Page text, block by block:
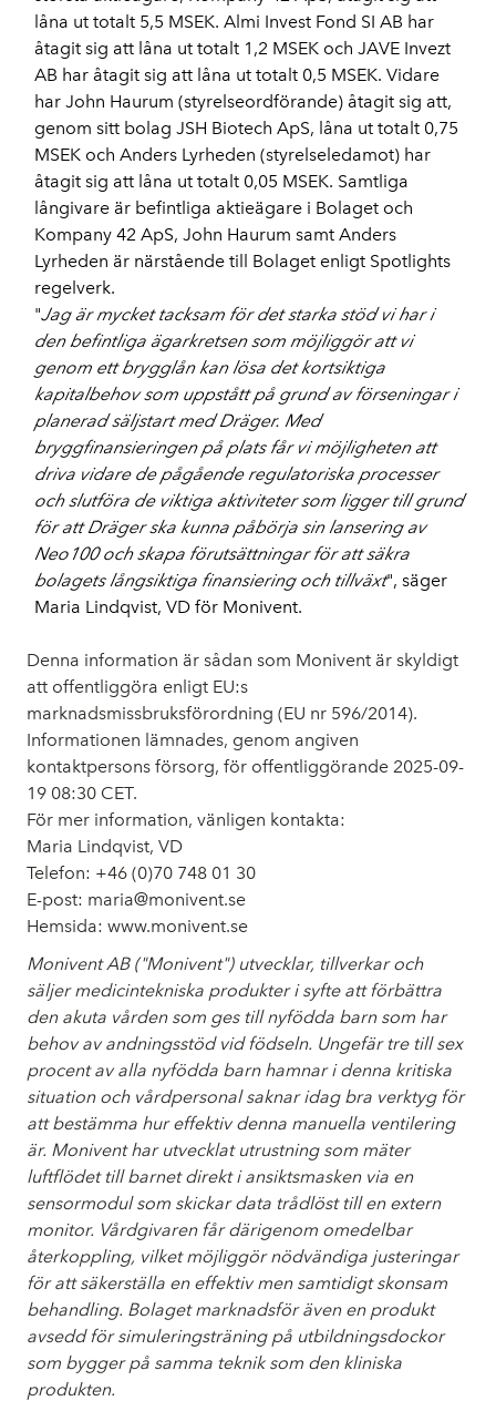
låna ut totalt 5,5 MSEK. Almi Invest Fond SI AB har
åtagit sig att låna ut totalt 1,2 MSEK och JAVE Invezt
AB har åtagit sig att låna ut totalt 0,5 MSEK. Vidare
har John Haurum (styrelseordförande) åtagit sig att,
genom sitt bolag JSH Biotech ApS, låna ut totalt 0,75
MSEK och Anders Lyrheden (styrelseledamot) har
åtagit sig att låna ut totalt 0,05 MSEK. Samtliga
långivare är befintliga aktieägare i Bolaget och
Kompany 42 ApS, John Haurum samt Anders
Lyrheden är närstående till Bolaget enligt Spotlights
regelverk.
"Jag är mycket tacksam för det starka stöd vi har i
den befintliga ägarkretsen som möjliggör att vi
genom ett brygglån kan lösa det kortsiktiga
kapitalbehov som uppstått på grund av förseningar i
planerad säljstart med Dräger. Med
bryggfinansieringen på plats får vi möjligheten att
driva vidare de pågående regulatoriska processer
och slutföra de viktiga aktiviteter som ligger till grund
för att Dräger ska kunna påbörja sin lansering av
Neo100 och skapa förutsättningar för att säkra
bolagets långsiktiga finansiering och tillväxt", säger
Maria Lindqvist, VD för Monivent.
Denna information är sådan som Monivent är skyldigt
att offentliggöra enligt EU:s
marknadsmissbruksförordning (EU nr 596/2014).
Informationen lämnades, genom angiven
kontaktpersons försorg, för offentliggörande 2025-09-
19 08:30 CET.
För mer information, vänligen kontakta:
Maria Lindqvist, VD
Telefon: +46 (0)70 748 01 30
E-post: maria@monivent.se
Hemsida: www.monivent.se
Monivent AB ("Monivent") utvecklar, tillverkar och
säljer medicintekniska produkter i syfte att förbättra
den akuta vården som ges till nyfödda barn som har
behov av andningsstöd vid födseln. Ungefär tre till sex
procent av alla nyfödda barn hamnar i denna kritiska
situation och vårdpersonal saknar idag bra verktyg för
att bestämma hur effektiv denna manuella ventilering
är. Monivent har utvecklat utrustning som mäter
luftflödet till barnet direkt i ansiktsmasken via en
sensormodul som skickar data trådlöst till en extern
monitor. Vårdgivaren får därigenom omedelbar
återkoppling, vilket möjliggör nödvändiga justeringar
för att säkerställa en effektiv men samtidigt skonsam
behandling. Bolaget marknadsför även en produkt
avsedd för simuleringsträning på utbildningsdockor
som bygger på samma teknik som den kliniska
produkten.